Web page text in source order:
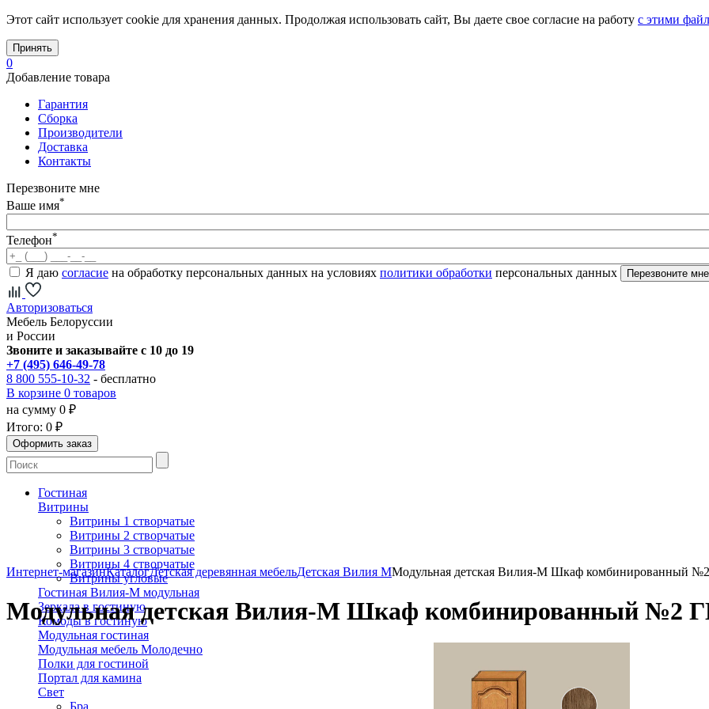
Этот сайт использует cookie для хранения данных. Продолжая использовать сайт, Вы даете свое согласие на работу с этими
Принять
0
Добавление товара
Гарантия
Сборка
Производители
Доставка
Контакты
Перезвоните мне
Ваше имя*
Телефон*
Я даю согласие на обработку персональных данных на условиях политики обработки персональных данных
Авторизоваться
Мебель Белоруссии
и России
Звоните и заказывайте с 10 до 19
+7 (495) 646-49-78
8 800 555-10-32 - бесплатно
В корзине 0 товаров
на сумму 0 ₽
Итого: 0 ₽
Гостиная
Витрины
Витрины 1 створчатые
Витрины 2 створчатые
Витрины 3 створчатые
Витрины 4 створчатые
Витрины угловые
Гостиная Вилия-М модульная
Зеркала в гостиную
Комоды в гостиную
Модульная гостиная
Модульная мебель Молодечно
Полки для гостиной
Портал для камина
Свет
Интернет-магазинКаталогДетская деревянная мебельДетская Вилия ММодульная детская Вилия-М Шкаф комбинированный
Модульная детская Вилия-М Шкаф комбинированный №2